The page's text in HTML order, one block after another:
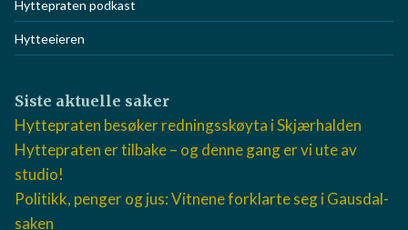
Hyttepraten podkast
Hytteeieren
Siste aktuelle saker
Hyttepraten besøker redningsskøyta i Skjærhalden
Hyttepraten er tilbake – og denne gang er vi ute av
studio!
Politikk, penger og jus: Vitnene forklarte seg i